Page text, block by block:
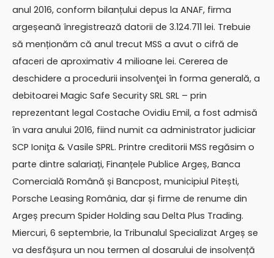
anul 2016, conform bilanțului depus la ANAF, firma
argeșeană înregistrează datorii de 3.124.711 lei. Trebuie
să menționăm că anul trecut MSS a avut o cifră de
afaceri de aproximativ 4 milioane lei. Cererea de
deschidere a procedurii insolvenţei în forma generală, a
debitoarei Magic Safe Security SRL SRL – prin
reprezentant legal Costache Ovidiu Emil, a fost admisă
în vara anului 2016, fiind numit ca administrator judiciar
SCP Ioniţa & Vasile SPRL. Printre creditorii MSS regăsim o
parte dintre salariați, Finanțele Publice Argeș, Banca
Comercială Română și Bancpost, municipiul Pitești,
Porsche Leasing România, dar și firme de renume din
Argeș precum Spider Holding sau Delta Plus Trading.
Miercuri, 6 septembrie, la Tribunalul Specializat Argeș se
va desfășura un nou termen al dosarului de insolvență